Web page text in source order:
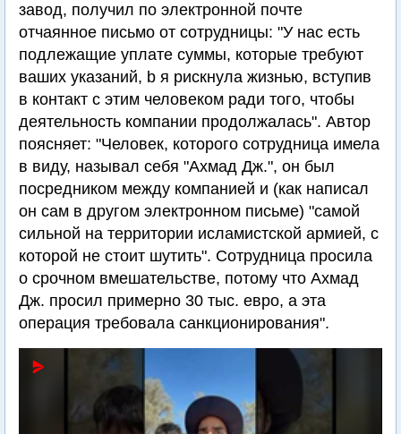
завод, получил по электронной почте
отчаянное письмо от сотрудницы: "У нас есть
подлежащие уплате суммы, которые требуют
ваших указаний, b я рискнула жизнью, вступив
в контакт с этим человеком ради того, чтобы
деятельность компании продолжалась". Автор
поясняет: "Человек, которого сотрудница имела
в виду, называл себя "Ахмад Дж.", он был
посредником между компанией и (как написал
он сам в другом электронном письме) "самой
сильной на территории исламистской армией, с
которой не стоит шутить". Сотрудница просила
о срочном вмешательстве, потому что Ахмад
Дж. просил примерно 30 тыс. евро, а эта
операция требовала санкционирования".